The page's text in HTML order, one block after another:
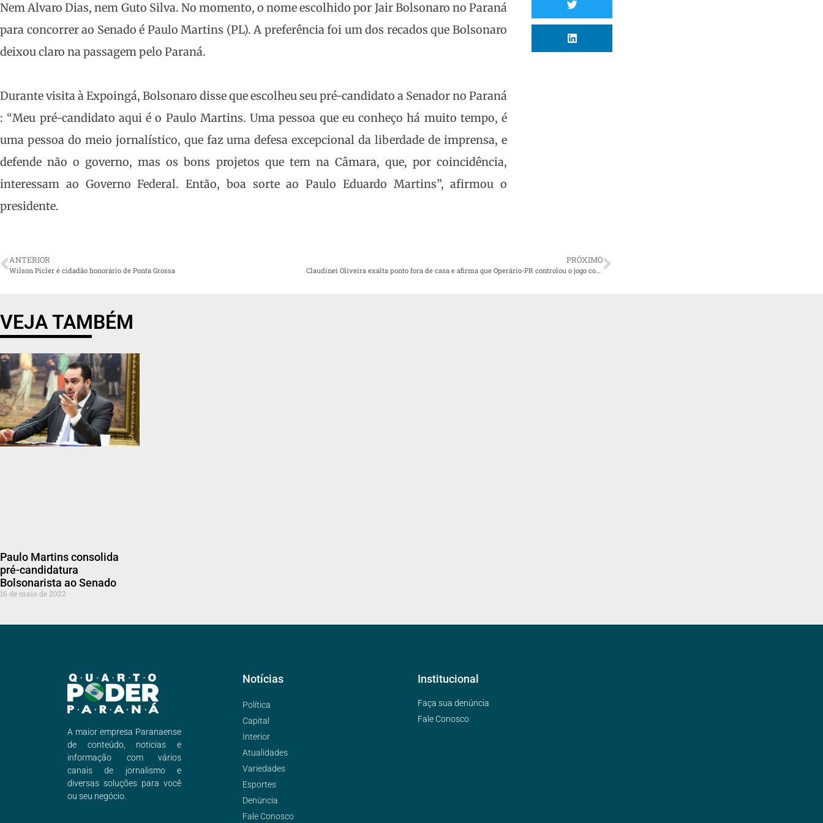
Nem Alvaro Dias, nem Guto Silva. No momento, o nome escolhido por Jair Bolsonaro no Paraná
para concorrer ao Senado é Paulo Martins (PL). A preferência foi um dos recados que Bolsonaro
deixou claro na passagem pelo Paraná.
Durante visita à Expoingá, Bolsonaro disse que escolheu seu pré-candidato a Senador no Paraná
: “Meu pré-candidato aqui é o Paulo Martins. Uma pessoa que eu conheço há muito tempo, é
uma pessoa do meio jornalístico, que faz uma defesa excepcional da liberdade de imprensa, e
defende não o governo, mas os bons projetos que tem na Câmara, que, por coincidência,
interessam ao Governo Federal. Então, boa sorte ao Paulo Eduardo Martins”, afirmou o
presidente.
ANTERIOR
Wilson Picler é cidadão honorário de Ponta Grossa
PRÓXIMO
Claudinei Oliveira exalta ponto fora de casa e afirma que Operário-PR controlou o jogo com um a menos
VEJA TAMBÉM
Paulo Martins consolida
pré-candidatura
Bolsonarista ao Senado
16 de maio de 2022
A maior empresa Paranaense
de conteúdo, noticias e
informação com vários
canais de jornalismo e
diversas soluções para você
ou seu negócio.
Notícias
Política
Capital
Interior
Atualidades
Variedades
Esportes
Denúncia
Fale Conosco
Institucional
Faça sua denúncia
Fale Conosco